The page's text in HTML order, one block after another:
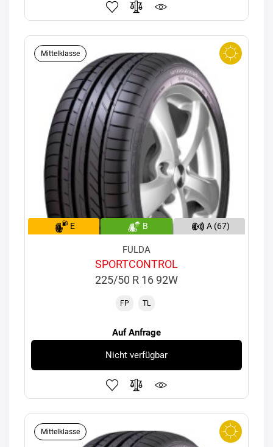
Mittelklasse
E B A (67)
FULDA
SPORTCONTROL
225/50 R 16 92W
FP TL
Auf Anfrage
Nicht verfügbar
Mittelklasse